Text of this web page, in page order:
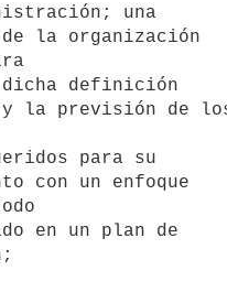
una
la organización
definición
la previsión de
para su
con un enfoque
en un plan de